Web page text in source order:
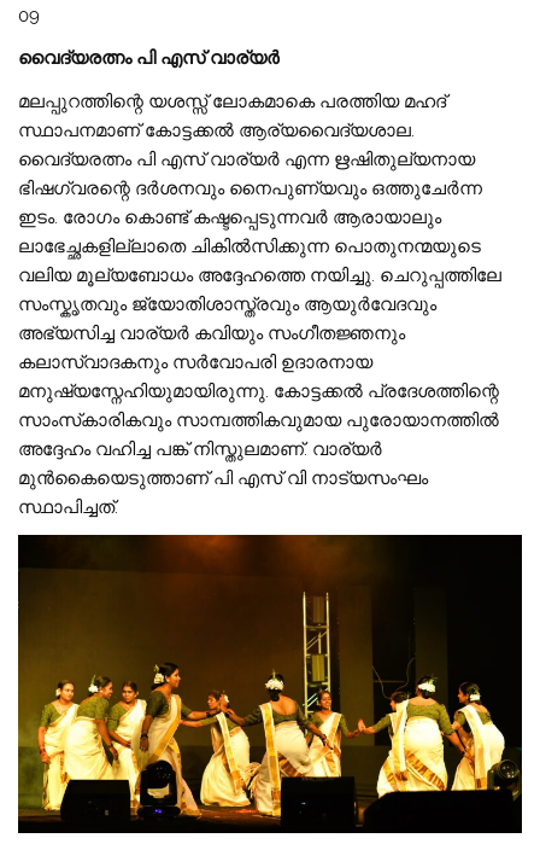
09
വൈദ്യരത്നം പി എസ് വാര്യർ
മലപ്പുറത്തിന്റെ യശസ്സ് ലോകമാകെ പരത്തിയ മഹദ്
സ്ഥാപനമാണ് കോട്ടക്കൽ ആര്യവൈദ്യശാല.
വൈദ്യരത്നം പി എസ് വാര്യർ എന്ന ഋഷിതുല്യനായ
ഭിഷഗ്വരന്റെ ദർശനവും നൈപുണ്യവും ഒത്തുചേർന്ന
ഇടം. രോഗം കൊണ്ട് കഷ്ടപ്പെടുന്നവർ ആരായാലും
ലാഭേച്ഛകളില്ലാതെ ചികിൽസിക്കുന്ന പൊതുനന്മയുടെ
വലിയ മൂല്യബോധം അദ്ദേഹത്തെ നയിച്ചു. ചെറുപ്പത്തിലേ
സംസ്കൃതവും ജ്യോതിശാസ്ത്രവും ആയുർവേദവും
അഭ്യസിച്ച വാര്യർ കവിയും സംഗീതജ്ഞനും
കലാസ്വാദകനും സർവോപരി ഉദാരനായ
മനുഷ്യസ്നേഹിയുമായിരുന്നു. കോട്ടക്കൽ പ്രദേശത്തിന്റെ
സാംസ്‌കാരികവും സാമ്പത്തികവുമായ പുരോയാനത്തിൽ
അദ്ദേഹം വഹിച്ച പങ്ക് നിസ്തുലമാണ്‌. വാര്യർ
മുൻകൈയെടുത്താണ് പി എസ് വി നാട്യസംഘം
സ്ഥാപിച്ചത്.